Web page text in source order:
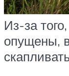
Из-за
опущены,